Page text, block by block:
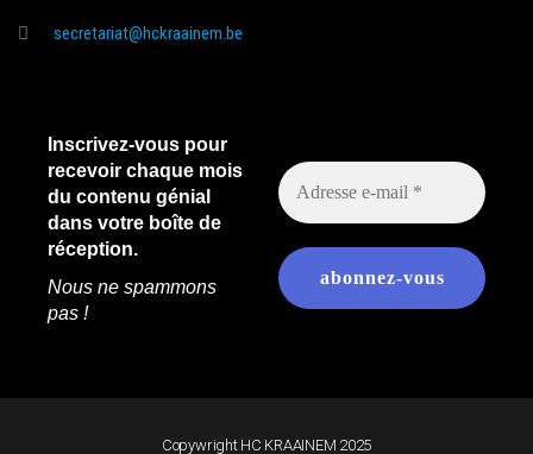
secretariat@hckraainem.be
Inscrivez-vous pour
recevoir chaque mois
du contenu génial
dans votre boîte de
réception.
Nous ne spammons
pas !
Copywright HC KRAAINEM 2025